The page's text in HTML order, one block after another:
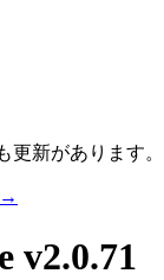
更新があります。
→
v2.0.71